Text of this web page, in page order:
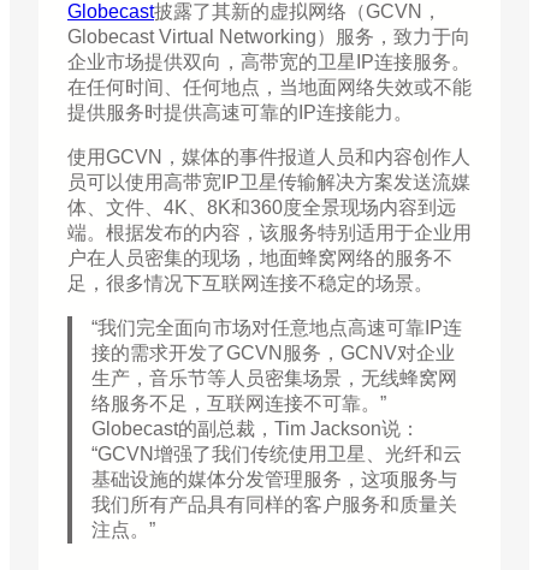
Globecast披露了其新的虚拟网络（GCVN，
Globecast Virtual Networking）服务，致力于向
企业市场提供双向，高带宽的卫星IP连接服务。
在任何时间、任何地点，当地面网络失效或不能
提供服务时提供高速可靠的IP连接能力。
使用GCVN，媒体的事件报道人员和内容创作人
员可以使用高带宽IP卫星传输解决方案发送流媒
体、文件、4K、8K和360度全景现场内容到远
端。根据发布的内容，该服务特别适用于企业用
户在人员密集的现场，地面蜂窝网络的服务不
足，很多情况下互联网连接不稳定的场景。
“我们完全面向市场对任意地点高速可靠IP连
接的需求开发了GCVN服务，GCNV对企业
生产，音乐节等人员密集场景，无线蜂窝网
络服务不足，互联网连接不可靠。”
Globecast的副总裁，Tim Jackson说：
“GCVN增强了我们传统使用卫星、光纤和云
基础设施的媒体分发管理服务，这项服务与
我们所有产品具有同样的客户服务和质量关
注点。”